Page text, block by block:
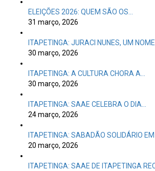
ELEIÇÕES 2026: QUEM SÃO OS…
31 março, 2026
ITAPETINGA: JURACI NUNES, UM NOME…
30 março, 2026
ITAPETINGA: A CULTURA CHORA A…
30 março, 2026
ITAPETINGA: SAAE CELEBRA O DIA…
24 março, 2026
ITAPETINGA: SABADÃO SOLIDÁRIO EM
20 março, 2026
ITAPETINGA: SAAE DE ITAPETINGA